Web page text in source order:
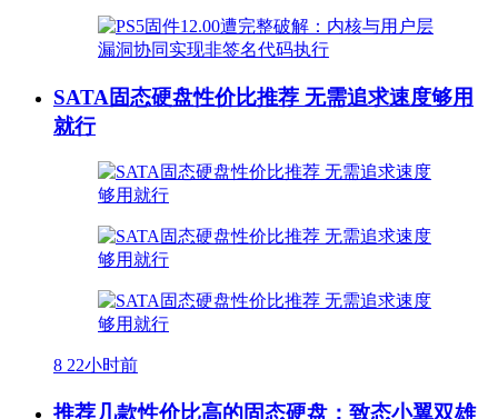
SATA固态硬盘性价比推荐 无需追求速度够用
就行
8 22小时前
推荐几款性价比高的固态硬盘：致态小翼双雄